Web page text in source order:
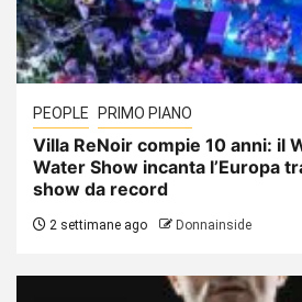
PEOPLE PRIMO PIANO
Villa ReNoir compie 10 anni: il
Water Show incanta l’Europa
show da record
2 settimane ago Donnainside